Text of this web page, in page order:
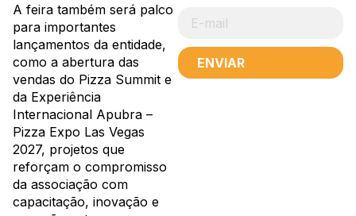
A feira também será palco
para importantes
lançamentos da entidade,
como a abertura das
vendas do Pizza Summit e
da Experiência
Internacional Apubra –
Pizza Expo Las Vegas
2027, projetos que
reforçam o compromisso
da associação com
capacitação, inovação e
ENVIAR